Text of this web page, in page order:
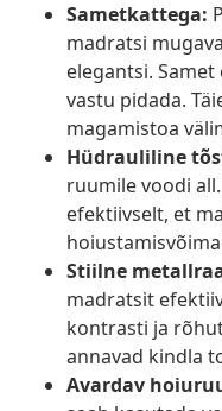
Sametkattega:
madratsi
elegantsi.
vastu pidada.
magamistoa
Hüdrauliline
ruumile voodi
efektiivselt, et
Stiilne
madratsit
kontrasti ja
annavad kindla
Avardav